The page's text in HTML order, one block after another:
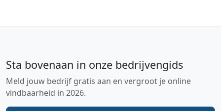
Sta bovenaan in onze bedrijvengids
Meld jouw bedrijf gratis aan en vergroot je online
vindbaarheid in 2026.